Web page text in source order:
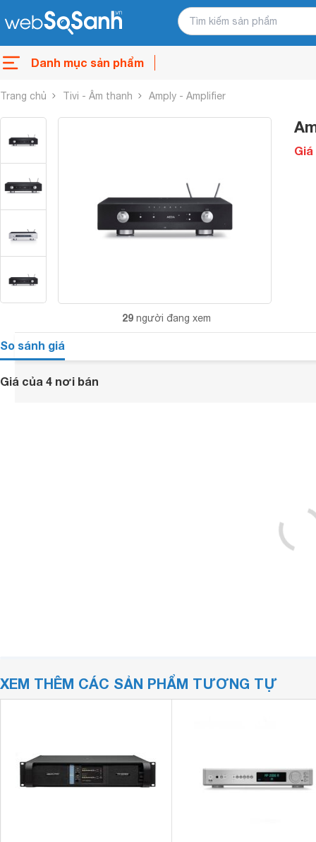
Danh mục sản phẩm
Trang chủ Tivi - Âm thanh Amply - Amplifier
29 người đang xem
Giá
So sánh giá
Giá của 4 nơi bán
XEM THÊM CÁC SẢN PHẨM TƯƠNG TỰ